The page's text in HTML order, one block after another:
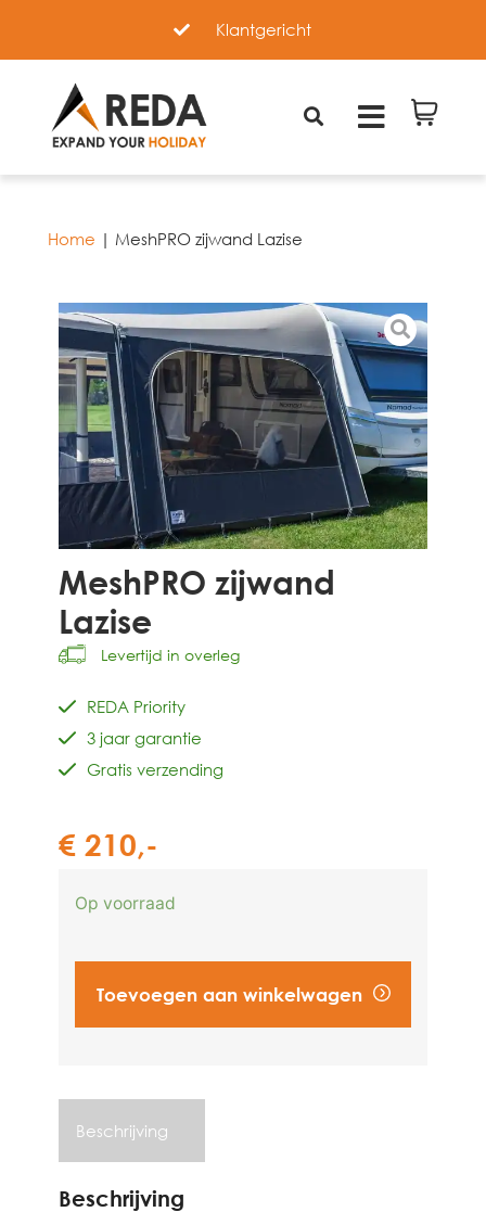
Klantgericht
Home | MeshPRO zijwand Lazise
MeshPRO zijwand
Lazise
Levertijd in overleg
REDA Priority
3 jaar garantie
Gratis verzending
€ 210,-
Op voorraad
Toevoegen aan winkelwagen
Vind een dealer
Beschrijving
Beschrijving